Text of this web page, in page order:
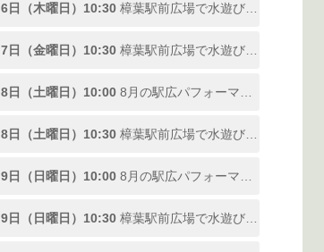
6日（木曜日）10:30 樟葉駅前広場で水遊び！「ドンピシャ！ふんすい広場」熱い夏を楽しむ噴水スポットが登場、参加型の水合戦も開催！8/1〜9/3
7日（金曜日）10:30 樟葉駅前広場で水遊び！「ドンピシャ！ふんすい広場」熱い夏を楽しむ噴水スポットが登場、参加型の水合戦も開催！8/1〜9/3
8日（土曜日）10:00 8月の駅広パフォーマンス
8日（土曜日）10:30 樟葉駅前広場で水遊び！「ドンピシャ！ふんすい広場」熱い夏を楽しむ噴水スポットが登場、参加型の水合戦も開催！8/1〜9/3
9日（日曜日）10:00 8月の駅広パフォーマンス
9日（日曜日）10:30 樟葉駅前広場で水遊び！「ドンピシャ！ふんすい広場」熱い夏を楽しむ噴水スポットが登場、参加型の水合戦も開催！8/1〜9/3